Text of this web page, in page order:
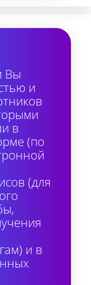
Вы
и
в
(по
(для
и в